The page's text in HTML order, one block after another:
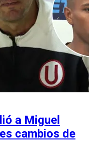
a Miguel
cambios de